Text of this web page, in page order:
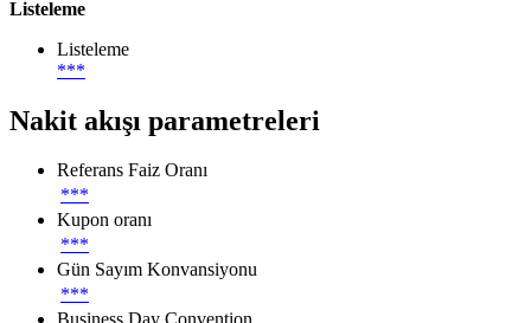
Listeleme
Listeleme
***
Nakit akışı parametreleri
Referans Faiz Oranı
***
Kupon oranı
***
Gün Sayım Konvansiyonu
***